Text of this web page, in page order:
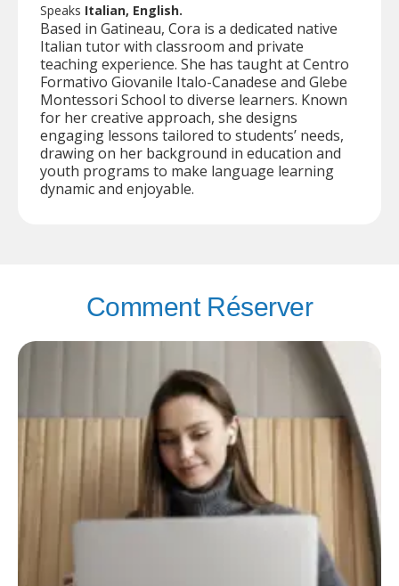
Speaks Italian, English.
Based in Gatineau, Cora is a dedicated native
Italian tutor with classroom and private
teaching experience. She has taught at Centro
Formativo Giovanile Italo-Canadese and Glebe
Montessori School to diverse learners. Known
for her creative approach, she designs
engaging lessons tailored to students’ needs,
drawing on her background in education and
youth programs to make language learning
dynamic and enjoyable.
Comment Réserver